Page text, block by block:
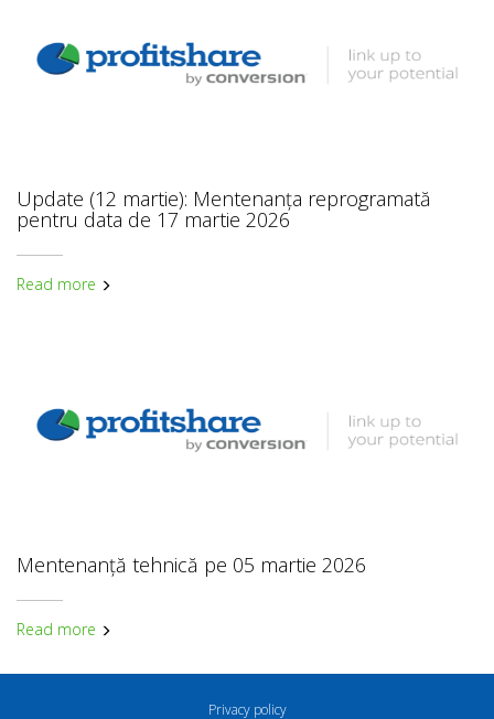
Update (12 martie): Mentenanța reprogramată
pentru data de 17 martie 2026
Read more
Mentenanță tehnică pe 05 martie 2026
Read more
Privacy policy